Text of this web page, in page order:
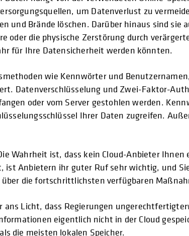
um Datenverlust zu
und Brände löschen. Darüber hinaus sind
oder die physische Zerstörung durch
für Ihre Datensicherheit werden könnten.
wie Kennwörter und
Datenverschlüsselung und Zwei-Faktor-
oder vom Server gestohlen werden.
Ihrer Daten zugreifen.
Wahrheit ist, dass kein Cloud-Anbieter
Anbietern ihr guter Ruf sehr wichtig, und
die fortschrittlichsten verfügbaren
ans Licht, dass Regierungen
eigentlich nicht in der Cloud
die meisten lokalen Speicher.